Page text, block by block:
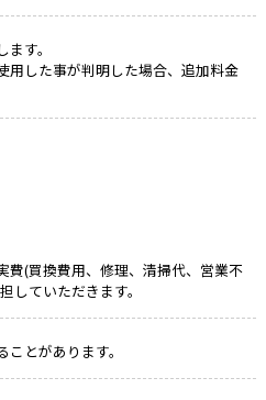
す。
用した事が判明した場合、追加料金
費(買換費用、修理、清掃代、営業不
していただきます。
とがあります。